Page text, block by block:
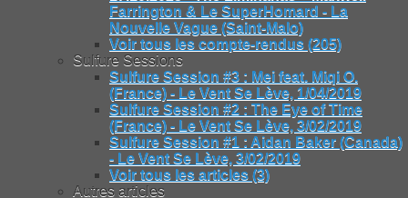
Farrington & Le SuperHomard - La
Nouvelle Vague (Saint-Malo)
Voir tous les compte-rendus (205)
Sulfure Sessions
Sulfure Session #3 : Mei feat. Miqi O.
(France) - Le Vent Se Lève, 1/04/2019
Sulfure Session #2 : The Eye of Time
(France) - Le Vent Se Lève, 3/02/2019
Sulfure Session #1 : Aidan Baker (Canada)
- Le Vent Se Lève, 3/02/2019
Voir tous les articles (3)
Autres articles